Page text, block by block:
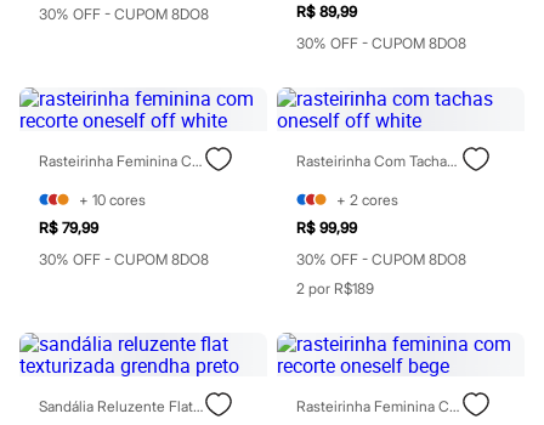
1 a 5 anos
Roupas menino
0 a 24 meses
1 a 5 anos
4 a 12 anos
10 a 16 anos
Acessórios
Recém-nascido
Bolsas e Mochilas
Chapéus
Chinelos
Pantufas
Rasteirinhas
Sandálias
Tênis
30% OFF - CUPOM 8DO8
R$ 89,99
30% OFF - CUPOM 8DO8
Rasteirinha Feminina Com Recorte Oneself Off White
+ 10 cores
R$ 79,99
30% OFF - CUPOM 8DO8
Rasteirinha Com Tachas Oneself Off White
+ 2 cores
R$ 99,99
30% OFF - CUPOM 8DO8
2 por R$189
Sandália Reluzente Flat Texturizada Grendha Preto Rasteirinha Feminina Com Recorte Oneself Bege